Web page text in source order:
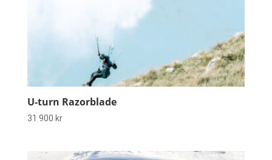
U-turn Razorblade
31 900 kr